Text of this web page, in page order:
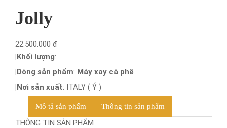
Blog
Liên hệ
Jolly
22.500.000 đ
|Khối lượng:
|Dòng sản phẩm: Máy xay cà phê
|Nơi sản xuất: ITALY ( Ý )
Mô tả sản phẩm Thông tin sản phẩm
THÔNG TIN SẢN PHẨM